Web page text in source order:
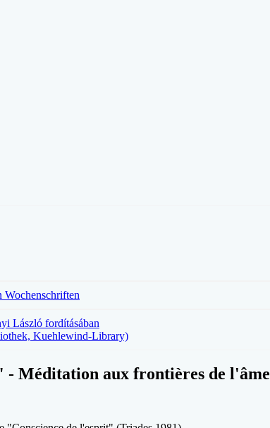
Wochenschriften
László fordításában
Kuehlewind-Library)
Méditation aux frontières de l'âme